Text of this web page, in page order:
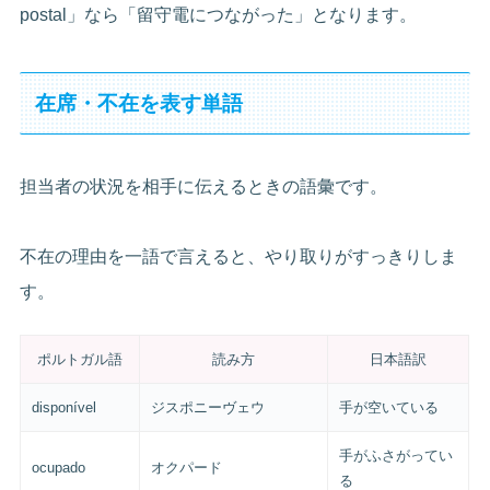
postal」なら「留守電につながった」となります。
在席・不在を表す単語
担当者の状況を相手に伝えるときの語彙です。
不在の理由を一語で言えると、やり取りがすっきりしま
す。
ポルトガル語 読み方 日本語訳
disponível ジスポニーヴェウ 手が空いている
ocupado オクパード
手がふさがってい
る